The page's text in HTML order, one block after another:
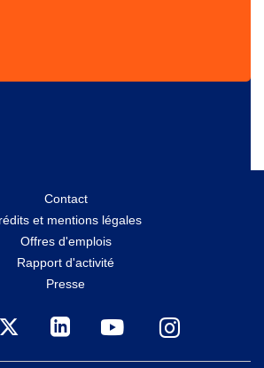
Contact
et mentions légales
Offres d'emplois
Rapport d'activité
Presse